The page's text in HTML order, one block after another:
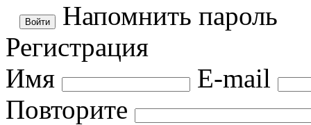
Напомнить пароль
Регистрация
Имя
E-mail
Повторите